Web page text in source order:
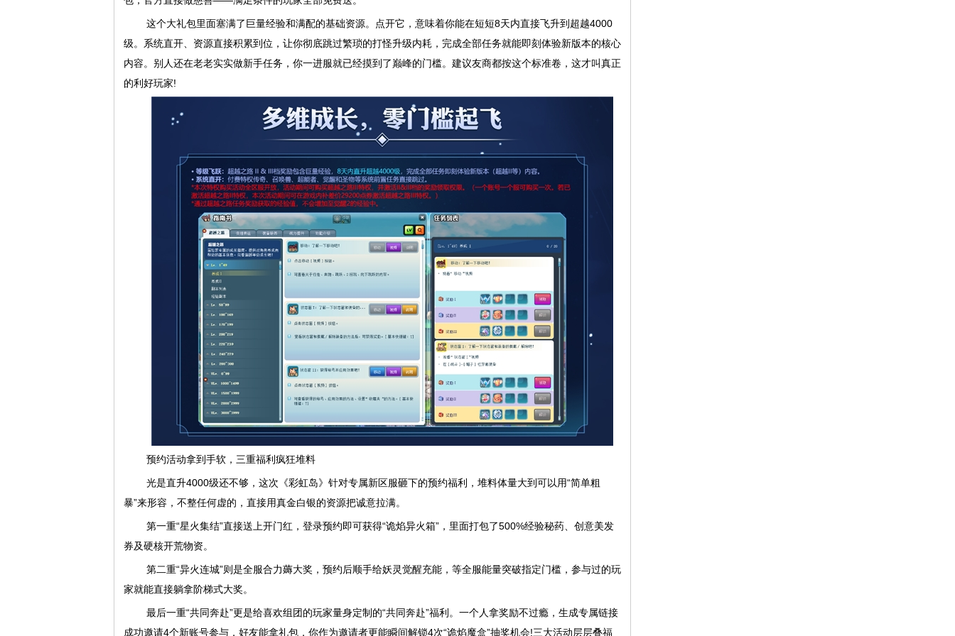
这个大礼包里面塞满了巨量经验和满配的基础资源。点开它，意味着你能在短短8天内直接飞升到超越4000
级。系统直开、资源直接积累到位，让你彻底跳过繁琐的打怪升级内耗，完成全部任务就能即刻体验新版本的核心
内容。别人还在老老实实做新手任务，你一进服就已经摸到了巅峰的门槛。建议友商都按这个标准卷，这才叫真正
的利好玩家!
预约活动拿到手软，三重福利疯狂堆料
光是直升4000级还不够，这次《彩虹岛》针对专属新区服砸下的预约福利，堆料体量大到可以用“简单粗
暴”来形容，不整任何虚的，直接用真金白银的资源把诚意拉满。
第一重“星火集结”直接送上开门红，登录预约即可获得“诡焰异火箱”，里面打包了500%经验秘药、创意美发
券及硬核开荒物资。
第二重“异火连城”则是全服合力薅大奖，预约后顺手给妖灵觉醒充能，等全服能量突破指定门槛，参与过的玩
家就能直接躺拿阶梯式大奖。
最后一重“共同奔赴”更是给喜欢组团的玩家量身定制的“共同奔赴”福利。一个人拿奖励不过瘾，生成专属链接
成功邀请4个新账号参与，好友能拿礼包，你作为邀请者更能瞬间解锁4次“诡焰魔盒”抽奖机会!三大活动层层叠福